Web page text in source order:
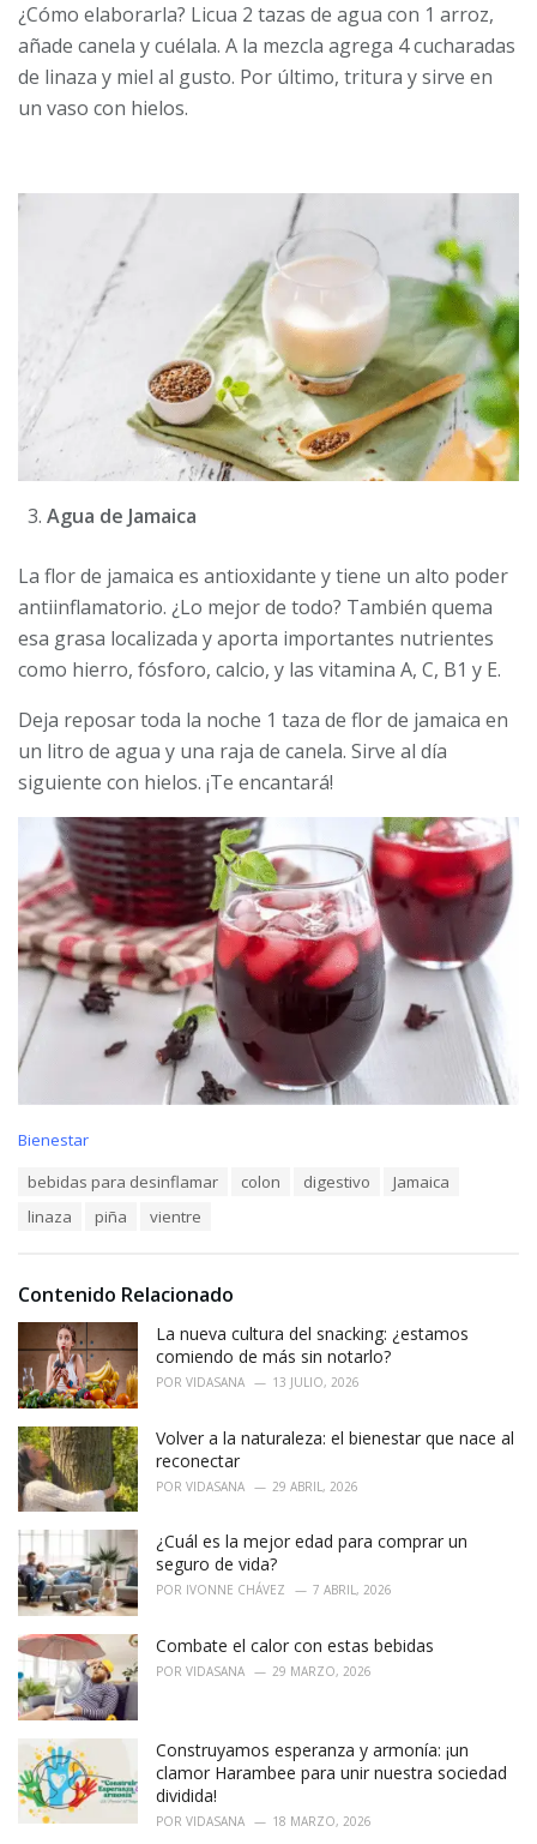
¿Cómo elaborarla? Licua 2 tazas de agua con 1 arroz,
añade canela y cuélala. A la mezcla agrega 4 cucharadas
de linaza y miel al gusto. Por último, tritura y sirve en
un vaso con hielos.
Agua de Jamaica
La flor de jamaica es antioxidante y tiene un alto poder
antiinflamatorio. ¿Lo mejor de todo? También quema
esa grasa localizada y aporta importantes nutrientes
como hierro, fósforo, calcio, y las vitamina A, C, B1 y E.
Deja reposar toda la noche 1 taza de flor de jamaica en
un litro de agua y una raja de canela. Sirve al día
siguiente con hielos. ¡Te encantará!
C
i
:
Bienestar
bebidas para desinflamar colon digestivo
Jamaica
linaza
piña vientre
Contenido Relacionado
La nueva cultura del snacking: ¿estamos
comiendo de más sin notarlo?
POR VIDASANA 13 JULIO, 2026
Volver a la naturaleza: el bienestar que nace al
reconectar
POR VIDASANA 29 ABRIL, 2026
¿Cuál es la mejor edad para comprar un
seguro de vida?
POR IVONNE CHÁVEZ 7 ABRIL, 2026
Combate el calor con estas bebidas
POR VIDASANA 29 MARZO, 2026
Construyamos esperanza y armonía: ¡un
clamor Harambee para unir nuestra sociedad
dividida!
POR VIDASANA 18 MARZO, 2026